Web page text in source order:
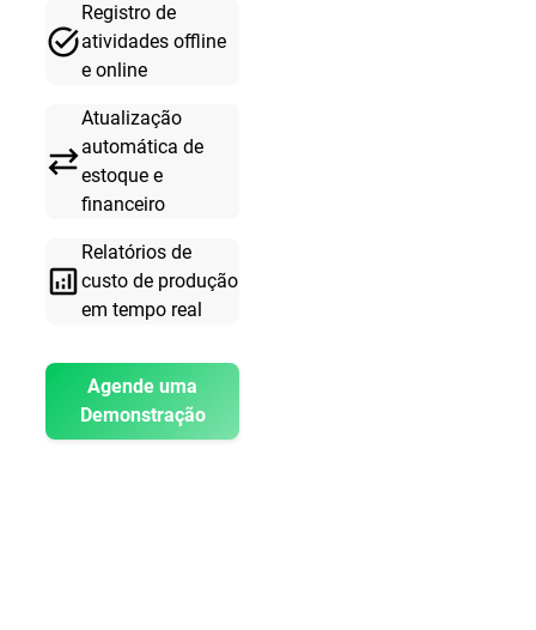
task_alt
Registro de
atividades offline
e online
sync_alt
Atualização
automática de
estoque e
financeiro
analytics
Relatórios de
custo de produção
em tempo real
Agende uma
Demonstração